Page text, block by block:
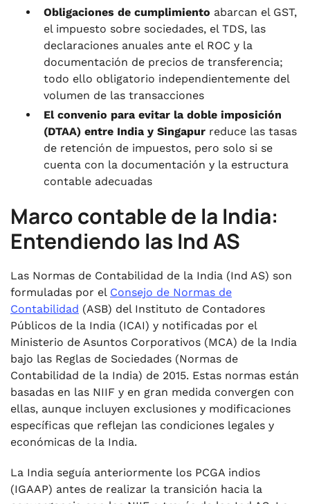
Obligaciones de cumplimiento abarcan el GST,
el impuesto sobre sociedades, el TDS, las
declaraciones anuales ante el ROC y la
documentación de precios de transferencia;
todo ello obligatorio independientemente del
volumen de las transacciones
El convenio para evitar la doble imposición
(DTAA) entre India y Singapur reduce las tasas
de retención de impuestos, pero solo si se
cuenta con la documentación y la estructura
contable adecuadas
Marco contable de la India:
Entendiendo las Ind AS
Las Normas de Contabilidad de la India (Ind AS) son
formuladas por el Consejo de Normas de
Contabilidad (ASB) del Instituto de Contadores
Públicos de la India (ICAI) y notificadas por el
Ministerio de Asuntos Corporativos (MCA) de la India
bajo las Reglas de Sociedades (Normas de
Contabilidad de la India) de 2015. Estas normas están
basadas en las NIIF y en gran medida convergen con
ellas, aunque incluyen exclusiones y modificaciones
específicas que reflejan las condiciones legales y
económicas de la India.
La India seguía anteriormente los PCGA indios
(IGAAP) antes de realizar la transición hacia la